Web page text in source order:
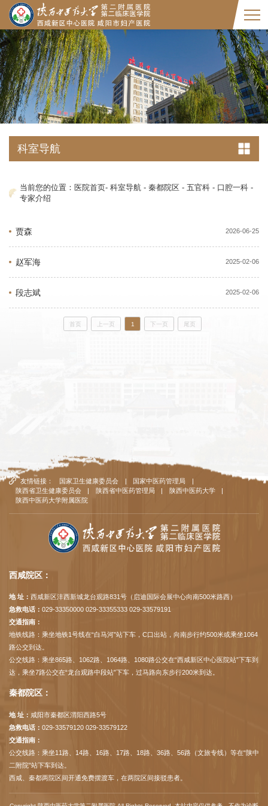
科室导航
当前您的位置： 医院首页- 科室导航 - 秦都院区- 五官科- 口腔一科-
专家介绍
贾森 2026-06-25
赵军海 2025-02-06
段志斌 2025-02-06
首页 上一页 1 下一页 尾页
友情链接： 国家卫生健康委员会 | 国家中医药管理局
|
陕西省卫生健康委员会
| 陕西省中医药管理局 | 陕西中医药大学
|
陕西中医药大学附属医院
西咸院区：
地 址： 西咸新区沣西新城龙台观路831号（启迪国际会展中心向南500米路西）
急救电话： 029-33350000 029-33355333 029-33579191
交通指南：
地铁线路：乘坐地铁1号线在“白马河”站下车，C口出站，向南步行约500米或乘坐1064
路公交到达。
公交线路：乘坐865路、1062路、1064路、1080路公交在“西咸新区中心医院站”下车到
达，乘坐7路公交在“龙台观路中段站”下车，过马路向东步行200米到达。
秦都院区：
地 址： 咸阳市秦都区渭阳西路5号
急救电话： 029-33579120 029-33579122
交通指南：
公交线路：乘坐11路、14路、16路、17路、18路、36路、56路（文旅专线）等在“陕中
二附院”站下车到达。
西咸、秦都两院区间开通免费摆渡车，在两院区间接驳患者。